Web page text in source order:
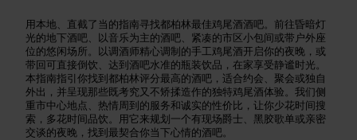
用本地、直截了当的指南寻找都柏林最佳鸡尾酒酒吧。前往昏暗灯
光的地下酒吧、以音乐为主的酒吧、紧凑的市区小包间或带户外座
位的悠闲场所。以调酒师精心调制的手工鸡尾酒开启你的夜晚，或
带回可直接倒饮、达到酒吧水准的瓶装饮品，在家享受静谧时光。
本指南指引你找到都柏林评分最高的酒吧，适合约会、聚会或独自
外出，并呈现那些既考究又不矫揉造作的独特鸡尾酒体验。我们侧
重市中心地点、热情周到的服务和诚实的性价比，让你少花时间搜
索，多花时间品饮。用它来规划一个有现场爵士、黑胶歌单或亲密
交谈的夜晚，找到最契合你当下心情的酒吧。